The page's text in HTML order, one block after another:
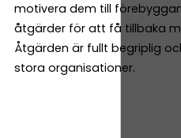
motivera dem till
åtgärder för att få tillbaka
Åtgärden är fullt begriplig
stora organisationer.